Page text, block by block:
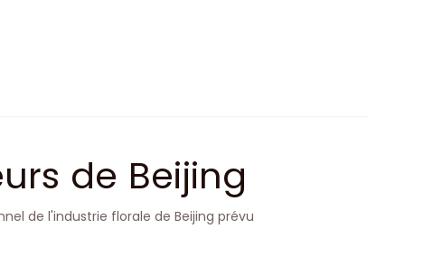
de Beijing
de l'industrie florale de Beijing prévu